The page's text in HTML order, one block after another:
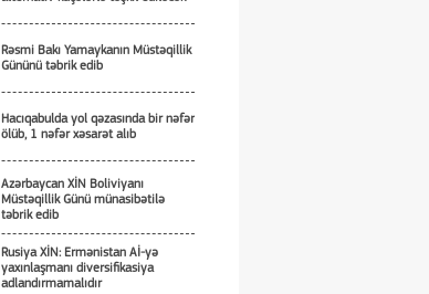
Rəsmi Bakı Yamaykanın Müstəqillik
Gününü təbrik edib
Hacıqabulda yol qəzasında bir nəfər
ölüb, 1 nəfər xəsarət alıb
Azərbaycan XİN Boliviyanı
Müstəqillik Günü münasibətilə
təbrik edib
Rusiya XİN: Ermənistan Aİ-yə
yaxınlaşmanı diversifikasiya
adlandırmamalıdır